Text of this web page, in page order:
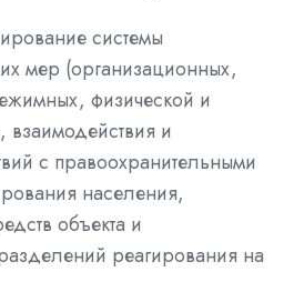
системы
мер (организационных,
физической и
взаимодействия и
с правоохранительными
населения,
объекта и
реагирования на